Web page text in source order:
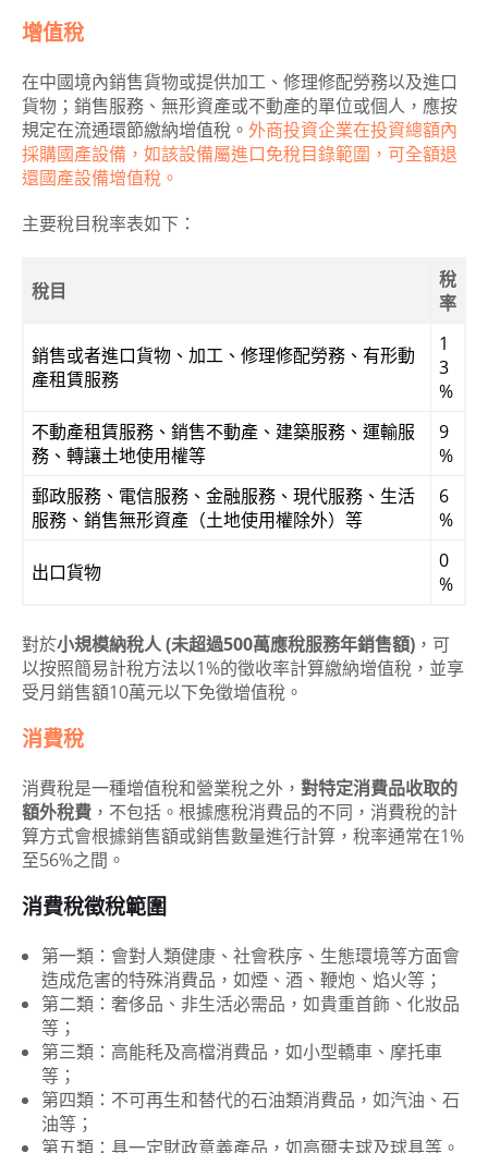
增值稅
在中國境內銷售貨物或提供加工、修理修配勞務以及進口
貨物；銷售服務、無形資產或不動產的單位或個人，應按
規定在流通環節繳納增值稅。 外商投資企業在投資總額內
採購國產設備，如該設備屬進口免稅目錄範圍，可全額退
還國產設備增值稅。
主要稅目稅率表如下：
稅目
稅
率
銷售或者進口貨物、加工、修理修配勞務、有形動
產租賃服務
1
3
%
不動產租賃服務、銷售不動產、建築服務、運輸服
務、轉讓土地使用權等
9
%
郵政服務、電信服務、金融服務、現代服務、生活
服務、銷售無形資產（土地使用權除外）等
6
%
出口貨物
0
%
對於小規模納稅人 (未超過500萬應稅服務年銷售額) ，可
以按照簡易計稅方法以1%的徵收率計算繳納增值稅，並享
受月銷售額10萬元以下免徵增值稅。
消費稅
消費稅是一種增值稅和營業稅之外， 對特定消費品收取的
額外稅費 ，不包括。根據應稅消費品的不同，消費稅的計
算方式會根據銷售額或銷售數量進行計算，稅率通常在1%
至56%之間。
消費稅徵稅範圍
第一類：會對人類健康、社會秩序、生態環境等方面會
造成危害的特殊消費品，如煙、酒、鞭炮、焰火等；
第二類：奢侈品、非生活必需品，如貴重首飾、化妝品
等；
第三類：高能秏及高檔消費品，如小型轎車、摩托車
等；
第四類：不可再生和替代的石油類消費品，如汽油、石
油等；
第五類：具一定財政意義產品，如高爾夫球及球具等。